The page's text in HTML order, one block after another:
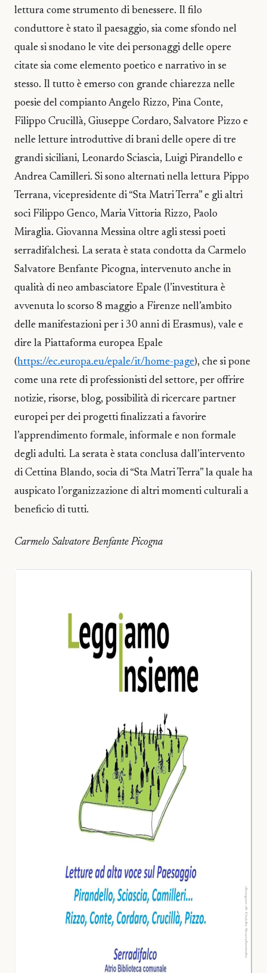
lettura come strumento di benessere. Il filo
conduttore è stato il paesaggio, sia come sfondo nel
quale si snodano le vite dei personaggi delle opere
citate sia come elemento poetico e narrativo in se
stesso. Il tutto è emerso con grande chiarezza nelle
poesie del compianto Angelo Rizzo, Pina Conte,
Filippo Crucillà, Giuseppe Cordaro, Salvatore Pizzo e
nelle letture introduttive di brani delle opere di tre
grandi siciliani, Leonardo Sciascia, Luigi Pirandello e
Andrea Camilleri. Si sono alternati nella lettura Pippo
Terrana, vicepresidente di “Sta Matri Terra” e gli altri
soci Filippo Genco, Maria Vittoria Rizzo, Paolo
Miraglia. Giovanna Messina oltre agli stessi poeti
serradifalchesi. La serata è stata condotta da Carmelo
Salvatore Benfante Picogna, intervenuto anche in
qualità di neo ambasciatore Epale (l’investitura è
avvenuta lo scorso 8 maggio a Firenze nell’ambito
delle manifestazioni per i 30 anni di Erasmus), vale e
dire la Piattaforma europea Epale
(https://ec.europa.eu/epale/it/home-page), che si pone
come una rete di professionisti del settore, per offrire
notizie, risorse, blog, possibilità di ricercare partner
europei per dei progetti finalizzati a favorire
l’apprendimento formale, informale e non formale
degli adulti. La serata è stata conclusa dall’intervento
di Cettina Blando, socia di “Sta Matri Terra” la quale ha
auspicato l’organizzazione di altri momenti culturali a
beneficio di tutti.
Carmelo Salvatore Benfante Picogna